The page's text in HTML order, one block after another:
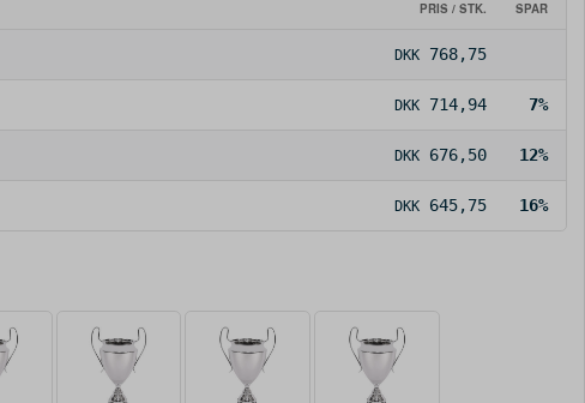
PRIS / STK. SPAR
DKK 768,75
DKK 714,94 7%
DKK 676,50 12%
DKK 645,75 16%